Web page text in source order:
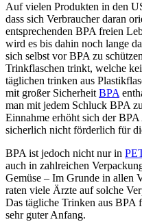
Auf vielen Produkten in den
dass sich Verbraucher daran
entsprechenden BPA freien
wird es bis dahin noch lange
sich selbst vor BPA zu
Trinkflaschen trinkt, welche
täglichen trinken aus
mit großer Sicherheit BPA
man mit jedem Schluck BPA
Einnahme erhöht sich der
sicherlich nicht förderlich für
BPA ist jedoch nicht nur in
auch in zahlreichen
Gemüse – Im Grunde in allen
raten viele Ärzte auf solche
Das tägliche Trinken aus BPA
sehr guter Anfang.